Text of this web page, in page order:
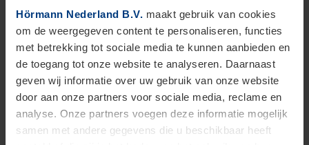
Hörmann Nederland B.V. maakt gebruik van cookies
om de weergegeven content te personaliseren, functies
met betrekking tot sociale media te kunnen aanbieden en
de toegang tot onze website te analyseren. Daarnaast
geven wij informatie over uw gebruik van onze website
door aan onze partners voor sociale media, reclame en
analyse. Onze partners voegen deze informatie mogelijk
samen met andere gegevens die u beschikbaar heeft
RotaMatic
RotaMatic P
RotaMatic PL